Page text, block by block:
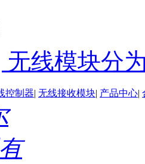
无线模块分
控制器| 无线接收模块| 产品中心|